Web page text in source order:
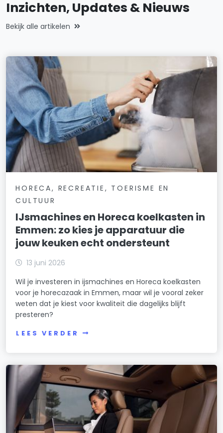
Inzichten, Updates & Nieuws
Bekijk alle artikelen
HORECA, RECREATIE, TOERISME EN
CULTUUR
IJsmachines en Horeca koelkasten in
Emmen: zo kies je apparatuur die
jouw keuken echt ondersteunt
13 juni 2026
Wil je investeren in ijsmachines en Horeca koelkasten
voor je horecazaak in Emmen, maar wil je vooral zeker
weten dat je kiest voor kwaliteit die dagelijks blijft
presteren?
LEES VERDER